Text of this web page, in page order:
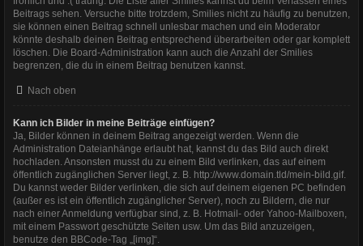
Beitrags sehen. Versuche bitte trotzdem, Smilies nicht zu häufig zu benutzen,
sie können einen Beitrag schnell unlesbar machen und ein Moderator
könnte deshalb deinen Beitrag entsprechend überarbeiten oder gar komplett
löschen. Die Board-Administration kann auch die Anzahl der Smilies
begrenzen, die du in einem Beitrag benutzen kannst.
Nach oben
Kann ich Bilder in meine Beiträge einfügen?
Ja, Bilder können in deinem Beitrag angezeigt werden. Wenn die
Administration Dateianhänge erlaubt hat, kannst du das Bild auch direkt
hochladen. Ansonsten musst du zu einem Bild verlinken, das auf einem
öffentlich zugänglichen Server liegt, z. B. http://www.domain.tld/mein-bild.gif.
Du kannst weder Bilder verlinken, die sich auf deinem eigenen PC befinden
(außer es ist ein öffentlich zugänglicher Server), noch zu Bildern, die nur
nach einer Anmeldung verfügbar sind, z. B. Hotmail- oder Yahoo-Mailboxen,
mit einem Passwort geschützte Seiten usw. Um das Bild anzuzeigen,
benutze den BBCode-Tag „[img]“.